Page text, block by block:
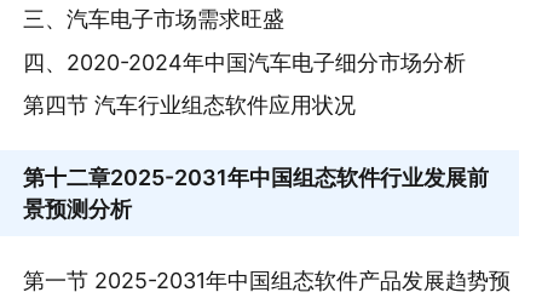
三、汽车电子市场需求旺盛
四、2020-2024年中国汽车电子细分市场分析
第四节 汽车行业组态软件应用状况
第十二章2025-2031年中国组态软件行业发展前
景预测分析
第一节 2025-2031年中国组态软件产品发展趋势预